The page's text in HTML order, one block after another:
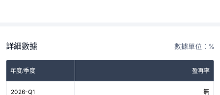
詳細數據 數據單位：%
年度/季度 盈再率
2026-Q1 無